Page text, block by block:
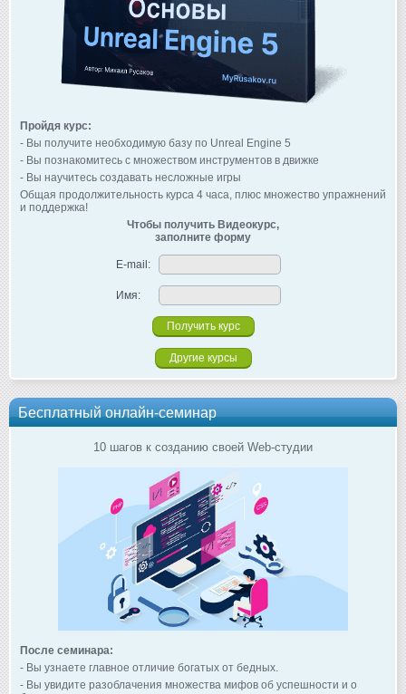
Пройдя курс:
- Вы получите необходимую базу по Unreal Engine 5
- Вы познакомитесь с множеством инструментов в движке
- Вы научитесь создавать несложные игры
Общая продолжительность курса 4 часа, плюс множество упражнений
и поддержка!
Чтобы получить Видеокурс,
заполните форму
E-mail:
Имя:
Другие курсы
Бесплатный онлайн-семинар
10 шагов к созданию своей Web-студии
После семинара:
- Вы узнаете главное отличие богатых от бедных.
- Вы увидите разоблачения множества мифов об успешности и о